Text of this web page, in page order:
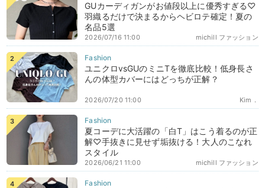
GUカーディガンがお値段以上に優秀すぎる♡
羽織るだけで決まるからヘビロテ確定！夏の
名品5選
michill ファッション
2026/07/16 11:00
ユニクロvsGUのミニTを徹底比較！低身長さ
んの体型カバーにはどっちが正解？
Kim．
2026/07/20 11:00
夏コーデに大活躍の「白T」はこう着るのが正
解♡手抜きに見せず垢抜ける！大人のこなれ
スタイル
michill ファッション
2026/06/21 11:00